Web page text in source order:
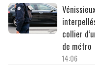
collier
de métro
14:06